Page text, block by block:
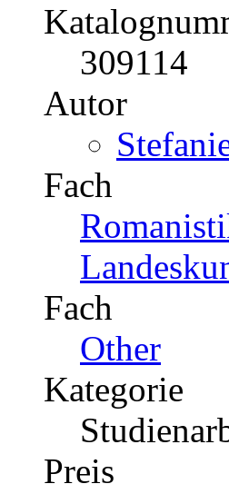
309114
Autor
Fach
Fach
Other
Kategorie
Preis